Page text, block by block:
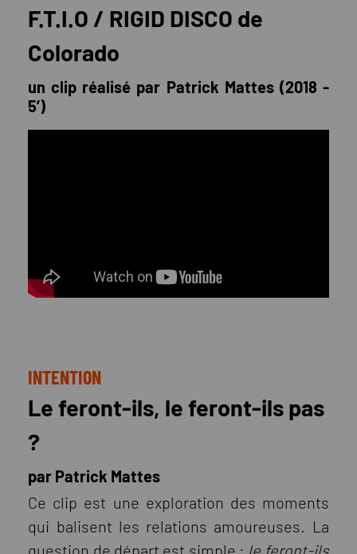
F.T.I.O / RIGID DISCO de
Colorado
un clip réalisé par Patrick Mattes (2018 -
5’)
INTENTION
Le feront-ils, le feront-ils pas
?
par Patrick Mattes
Ce clip est une exploration des moments
qui balisent les relations amoureuses. La
question de départ est simple : le feront-ils